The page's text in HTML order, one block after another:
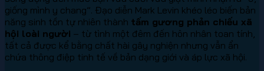
giống mình y chang”. Đạo diễn Mark Levin khéo léo biến bản
năng sinh tồn tự nhiên thành tấm gương phản chiếu xã
hội loài người – từ tình một đêm đến hôn nhân toan tính,
tất cả được kể bằng chất hài gây nghiện nhưng vẫn ẩn
chứa thông điệp tinh tế về bản dạng giới và áp lực xã hội.